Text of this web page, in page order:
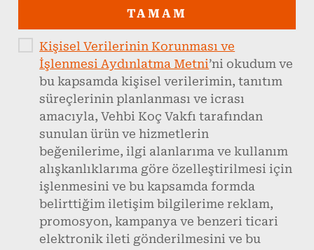
TAMAM
Kişisel Verilerinin Korunması ve
İşlenmesi Aydınlatma Metni’ni okudum ve
bu kapsamda kişisel verilerimin, tanıtım
süreçlerinin planlanması ve icrası
amacıyla, Vehbi Koç Vakfı tarafından
sunulan ürün ve hizmetlerin
beğenilerime, ilgi alanlarıma ve kullanım
alışkanlıklarıma göre özelleştirilmesi için
işlenmesini ve bu kapsamda formda
belirttiğim iletişim bilgilerime reklam,
promosyon, kampanya ve benzeri ticari
elektronik ileti gönderilmesini ve bu